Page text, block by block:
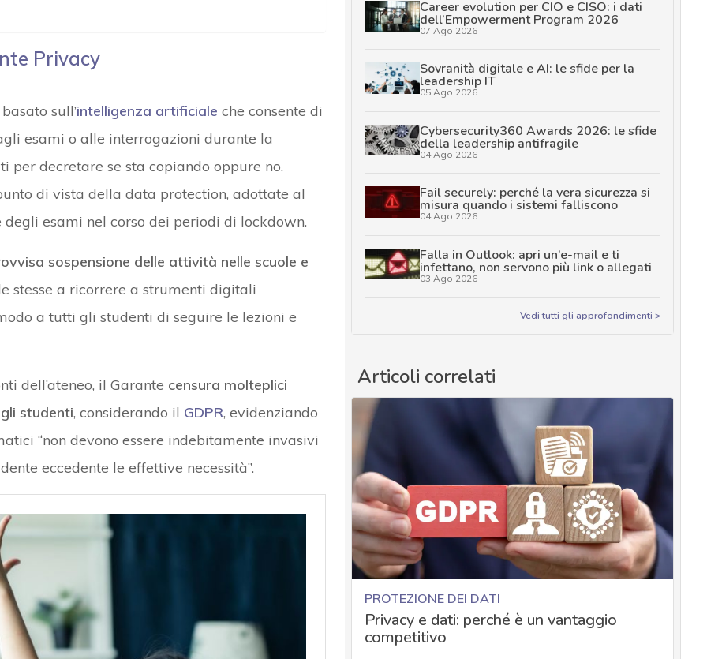
Privacy
sull’intelligenza artificiale che consente di
esami o alle interrogazioni durante la
decretare se sta copiando oppure no.
di vista della data protection, adottate al
esami nel corso dei periodi di lockdown.
sospensione delle attività nelle scuole e
stesse a ricorrere a strumenti digitali
a tutti gli studenti di seguire le lezioni e
dell’ateneo, il Garante censura molteplici
studenti, considerando il GDPR, evidenziando
“non devono essere indebitamente invasivi
eccedente le effettive necessità”.
Career evolution per CIO e CISO: i dati
dell’Empowerment Program 2026
07 Ago 2026
Sovranità digitale e AI: le sfide per la
leadership IT
05 Ago 2026
Cybersecurity360 Awards 2026: le sfide
della leadership antifragile
04 Ago 2026
Fail securely: perché la vera sicurezza si
misura quando i sistemi falliscono
04 Ago 2026
Falla in Outlook: apri un’e-mail e ti
infettano, non servono più link o allegati
03 Ago 2026
Vedi tutti gli approfondimenti >
Articoli correlati
PROTEZIONE DEI DATI
Privacy e dati: perché è un vantaggio
competitivo